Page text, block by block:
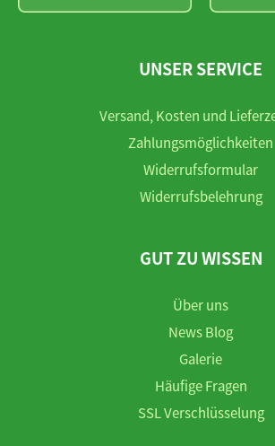
UNSER SERVICE
Versand, Kosten und
Zahlungsmöglichkeiten
Widerrufsformular
Widerrufsbelehrung
GUT ZU WISSEN
Über uns
News Blog
Galerie
Häufige Fragen
SSL Verschlüsselung